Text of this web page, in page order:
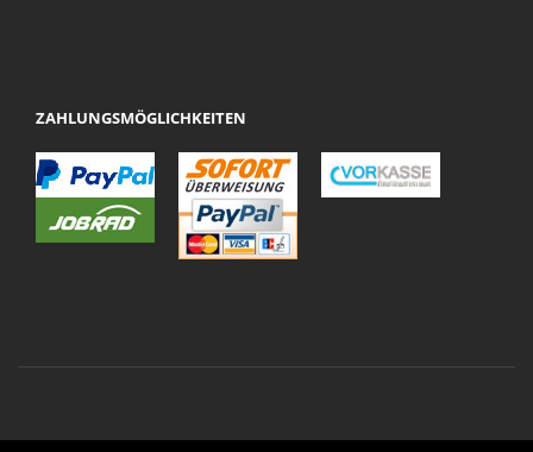
ZAHLUNGSMÖGLICHKEITEN